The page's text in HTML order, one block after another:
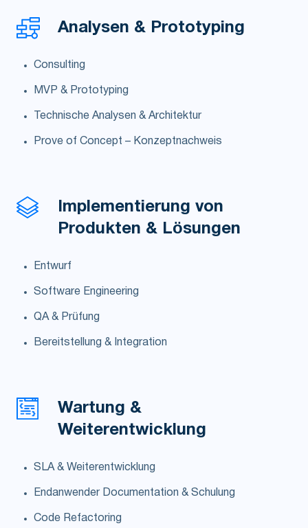
Analysen & Prototyping
Consulting
MVP & Prototyping
Technische Analysen & Architektur
Prove of Concept – Konzeptnachweis
Implementierung von
Produkten & Lösungen
Entwurf
Software Engineering
QA & Prüfung
Bereitstellung & Integration
Wartung &
Weiterentwicklung
SLA & Weiterentwicklung
Endanwender Documentation & Schulung
Code Refactoring